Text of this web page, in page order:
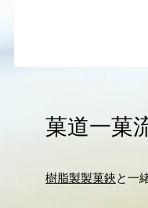
菓道一菓
樹脂製製菓鋏と一